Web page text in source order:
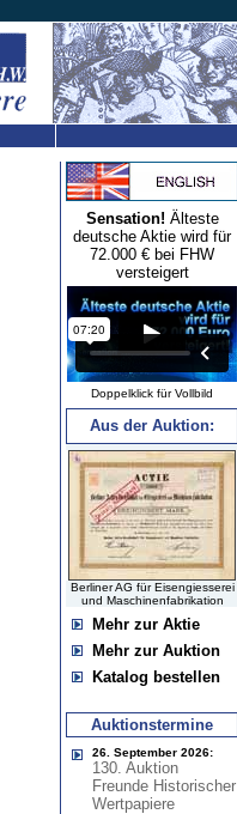
Sensation! Älteste
deutsche Aktie wird für
72.000 € bei FHW
versteigert
Doppelklick für Vollbild
Aus der Auktion:
Berliner AG für Eisengiesserei
und Maschinenfabrikation
Mehr zur Aktie
Mehr zur Auktion
Katalog bestellen
Auktionstermine
26. September 2026:
130. Auktion
Freunde Historischer
Wertpapiere